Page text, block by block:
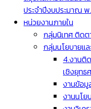
ประจำปีงบประมาณ
หน่วยงานภายใน
กลุ่มนิเทศ ติดต
กลุ่มนโยบายแ
4.งานติ
เชิงยุทธ
งานข้อมู
งานนโย